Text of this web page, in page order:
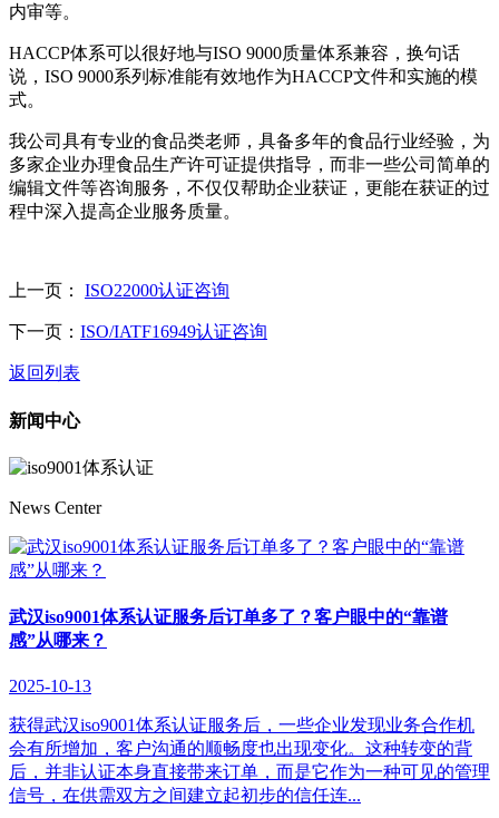
内审等。
HACCP体系可以很好地与ISO 9000质量体系兼容，换句话
说，ISO 9000系列标准能有效地作为HACCP文件和实施的模
式。
我公司具有专业的食品类老师，具备多年的食品行业经验，为
多家企业办理食品生产许可证提供指导，而非一些公司简单的
编辑文件等咨询服务，不仅仅帮助企业获证，更能在获证的过
程中深入提高企业服务质量。
上一页： ISO22000认证咨询
下一页： ISO/IATF16949认证咨询
返回列表
新闻中心
News Center
武汉iso9001体系认证服务后订单多了？客户眼中的“靠谱
感”从哪来？
2025-10-13
获得武汉iso9001体系认证服务后，一些企业发现业务合作机
会有所增加，客户沟通的顺畅度也出现变化。这种转变的背
后，并非认证本身直接带来订单，而是它作为一种可见的管理
信号，在供需双方之间建立起初步的信任连...